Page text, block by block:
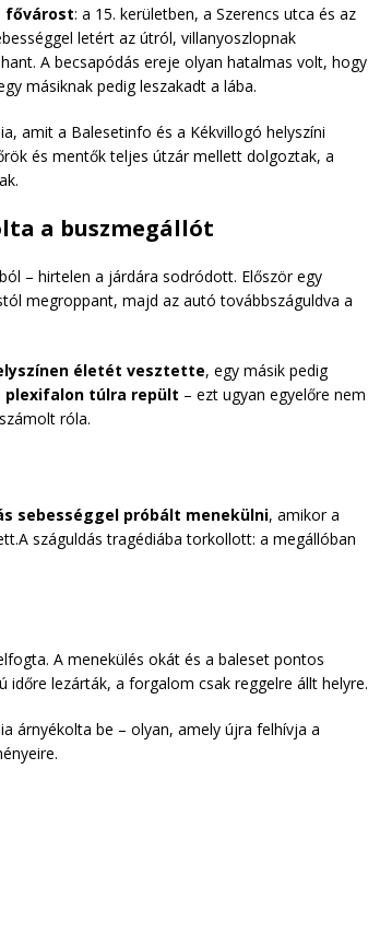
fővárost: a 15. kerületben, a Szerencs utca és az
letért az útról, villanyoszlopnak
A becsapódás ereje olyan hatalmas volt, hogy
másiknak pedig leszakadt a lába.
amit a Balesetinfo és a Kékvillogó helyszíni
és mentők teljes útzár mellett dolgoztak, a
a buszmegállót
– hirtelen a járdára sodródott. Először egy
megroppant, majd az autó továbbszáguldva a
életét vesztette, egy másik pedig
plexifalon túlra repült – ezt ugyan egyelőre nem
róla.
sebességgel próbált menekülni, amikor a
száguldás tragédiába torkollott: a megállóban
A menekülés okát és a baleset pontos
időre lezárták, a forgalom csak reggelre állt helyre.
árnyékolta be – olyan, amely újra felhívja a